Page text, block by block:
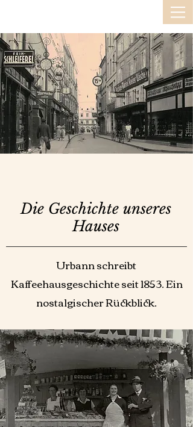
Die Geschichte unseres
Hauses
Urbann schreibt
Kaffeehausgeschichte seit 1853. Ein
nostalgischer Rückblick.